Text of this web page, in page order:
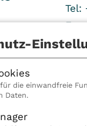
Tel:
die einwandfreie
Daten.